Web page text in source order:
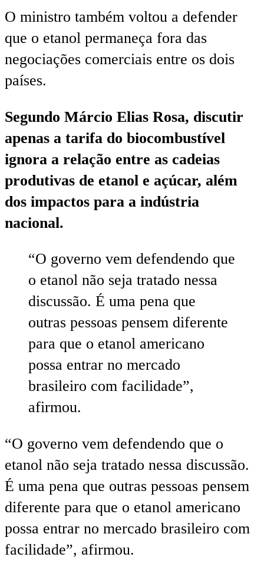
O ministro também voltou a defender
que o etanol permaneça fora das
negociações comerciais entre os dois
países.
Segundo Márcio Elias Rosa, discutir
apenas a tarifa do biocombustível
ignora a relação entre as cadeias
produtivas de etanol e açúcar, além
dos impactos para a indústria
nacional.
“O governo vem defendendo que
o etanol não seja tratado nessa
discussão. É uma pena que
outras pessoas pensem diferente
para que o etanol americano
possa entrar no mercado
brasileiro com facilidade”,
afirmou.
“O governo vem defendendo que o
etanol não seja tratado nessa discussão.
É uma pena que outras pessoas pensem
diferente para que o etanol americano
possa entrar no mercado brasileiro com
facilidade”, afirmou.